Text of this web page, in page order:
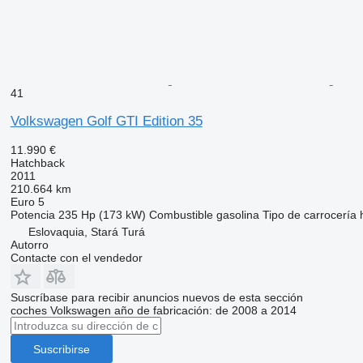
41
Volkswagen Golf GTI Edition 35
11.990 €
Hatchback
2011
210.664 km
Euro 5
Potencia 235 Hp (173 kW) Combustible gasolina Tipo de carrocería
Eslovaquia, Stará Turá
Autorro
Contacte con el vendedor
Suscríbase para recibir anuncios nuevos de esta sección
coches Volkswagen año de fabricación: de 2008 a 2014
Suscribirse